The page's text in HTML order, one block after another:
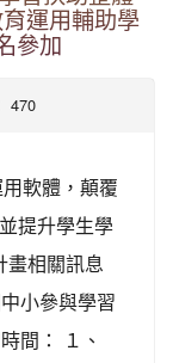
運用輔助學
參加
470
軟體，顛覆
提升學生學
畫相關訊息
小參與學習
間： １、